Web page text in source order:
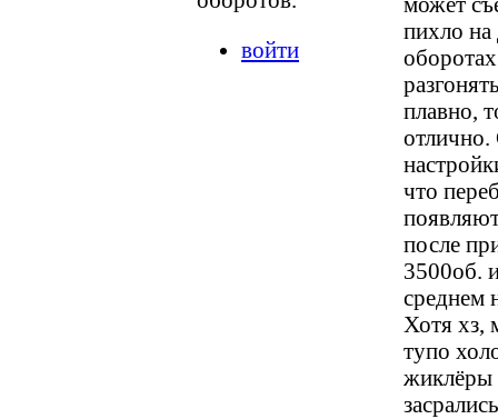
войти
пихло
плавно,
отлично.
что
после
3500об.
среднем
Хотя хз,
тупо
жиклёры